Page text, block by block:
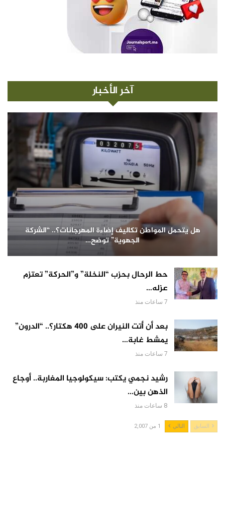
آخر الأخبار
هل يتحمل المواطن تكاليف إضاءة المهرجانات؟.. “الشركة
الجهوية” توضح…
حط الرحال بحزب “النخلة” و”الحركة” تعتزم
عزله…
7 ساعات منذ
بعد أن أتت النيران على 400 هكتار؟.. “الدرون”
يمشط غابة…
7 ساعات منذ
رشيد نجمي يكتب: سيكولوجيا المغاربة.. أوجاع
الذهن بين…
8 ساعات منذ
السابق التالي 1 من 2,007